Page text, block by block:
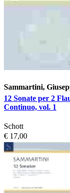
Sammartini,
12 Sonate per 2
Continuo, vol. 1
Schott
€ 17,00